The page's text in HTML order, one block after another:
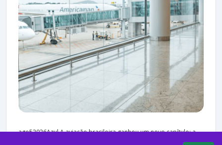
ago52026Azul A aviação brasileira ganhou um novo capítulo: a